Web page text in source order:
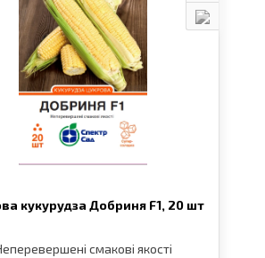
кукурудза Добриня F1, 20 шт
смакові якості